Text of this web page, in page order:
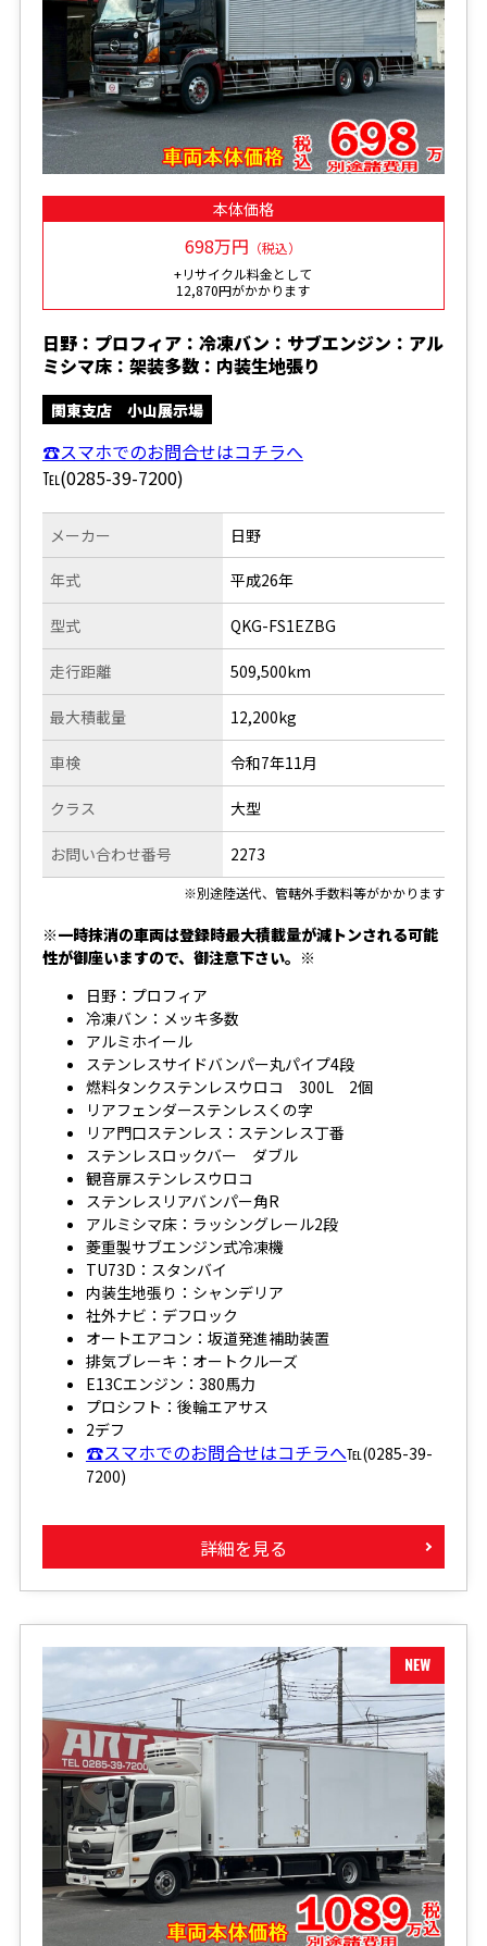
本体価格
698万円 （税込）
+リサイクル料金として
12,870円がかかります
日野：プロフィア：冷凍バン：サブエンジン：アル
ミシマ床：架装多数：内装生地張り
関東支店 小山展示場
☎スマホでのお問合せはコチラへ
℡(0285-39-7200)
メーカー
年式
型式
走行距離
日野
平成26年
QKG-FS1EZBG
509,500km
最大積載量
車検
クラス
お問い合わせ番号
12,200kg
令和7年11月
大型
2273
※別途陸送代、管轄外手数料等がかかります
※一時抹消の車両は登録時最大積載量が減トンされる可能
性が御座いますので、御注意下さい。※
日野：プロフィア
冷凍バン：メッキ多数
アルミホイール
ステンレスサイドバンパー丸パイプ4段
燃料タンクステンレスウロコ 300L 2個
リアフェンダーステンレスくの字
リア門口ステンレス：ステンレス丁番
ステンレスロックバー ダブル
観音扉ステンレスウロコ
ステンレスリアバンパー角R
アルミシマ床：ラッシングレール2段
菱重製サブエンジン式冷凍機
TU73D：スタンバイ
内装生地張り：シャンデリア
社外ナビ：デフロック
オートエアコン：坂道発進補助装置
排気ブレーキ：オートクルーズ
E13Cエンジン：380馬力
プロシフト：後輪エアサス
2デフ
☎スマホでのお問合せはコチラへ℡(0285-39-
7200)
詳細を見る